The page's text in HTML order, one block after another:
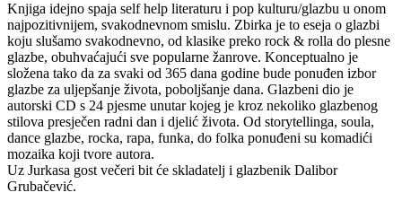
Knjiga idejno spaja self help literaturu i pop kulturu/glazbu u onom
najpozitivnijem, svakodnevnom smislu. Zbirka je to eseja o glazbi
koju slušamo svakodnevno, od klasike preko rock & rolla do plesne
glazbe, obuhvaćajući sve popularne žanrove. Konceptualno je
složena tako da za svaki od 365 dana godine bude ponuđen izbor
glazbe za uljepšanje života, poboljšanje dana. Glazbeni dio je
autorski CD s 24 pjesme unutar kojeg je kroz nekoliko glazbenog
stilova presječen radni dan i djelić života. Od storytellinga, soula,
dance glazbe, rocka, rapa, funka, do folka ponuđeni su komadići
mozaika koji tvore autora.
Uz Jurkasa gost večeri bit će skladatelj i glazbenik Dalibor
Grubačević.